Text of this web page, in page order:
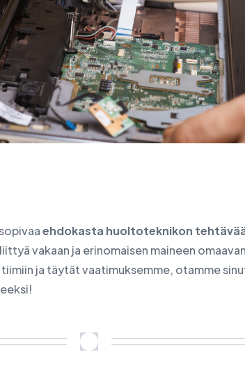
ehdokasta huoltoteknikon
vakaan ja erinomaisen maineen omaavan
ja täytät vaatimuksemme, otamme